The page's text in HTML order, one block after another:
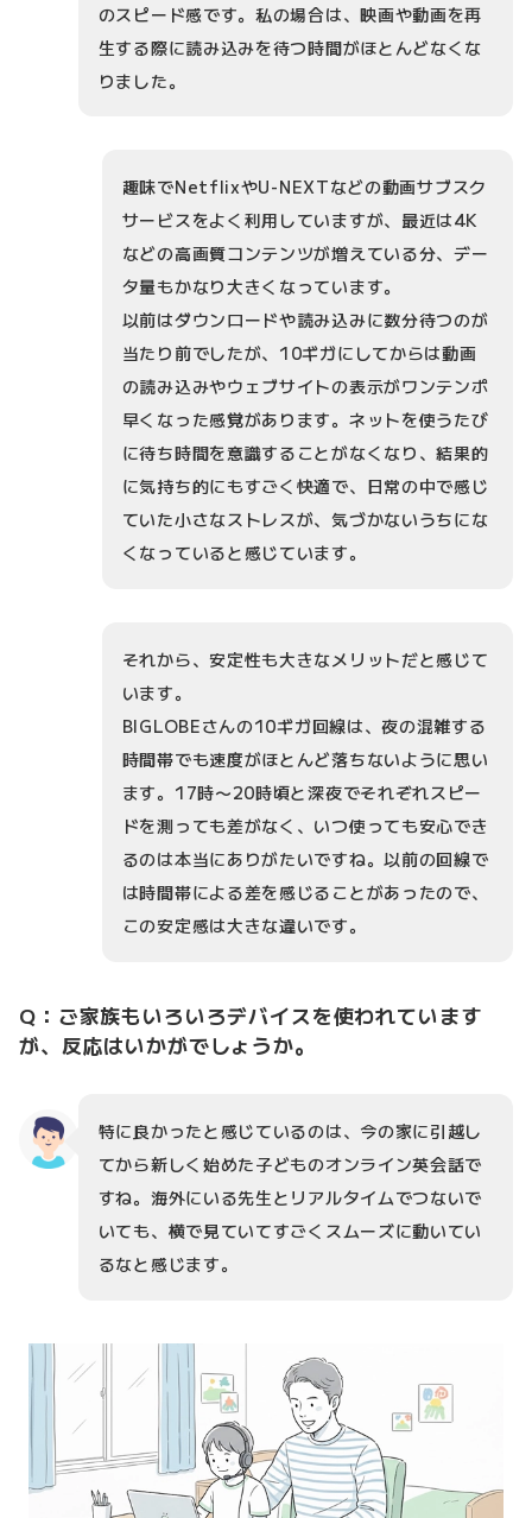
のスピード感です。私の場合は、映画や動画を再
生する際に読み込みを待つ時間がほとんどなくな
りました。
趣味でNetflixやU-NEXTなどの動画サブスク
サービスをよく利用していますが、最近は4K
などの高画質コンテンツが増えている分、デー
タ量もかなり大きくなっています。
以前はダウンロードや読み込みに数分待つのが
当たり前でしたが、10ギガにしてからは動画
の読み込みやウェブサイトの表示がワンテンポ
早くなった感覚があります。ネットを使うたび
に待ち時間を意識することがなくなり、結果的
に気持ち的にもすごく快適で、日常の中で感じ
ていた小さなストレスが、気づかないうちにな
くなっていると感じています。
それから、安定性も大きなメリットだと感じて
います。
BIGLOBEさんの10ギガ回線は、夜の混雑する
時間帯でも速度がほとんど落ちないように思い
ます。17時〜20時頃と深夜でそれぞれスピー
ドを測っても差がなく、いつ使っても安心でき
るのは本当にありがたいですね。以前の回線で
は時間帯による差を感じることがあったので、
この安定感は大きな違いです。
Q：ご家族もいろいろデバイスを使われています
が、反応はいかがでしょうか。
特に良かったと感じているのは、今の家に引越し
てから新しく始めた子どものオンライン英会話で
すね。海外にいる先生とリアルタイムでつないで
いても、横で見ていてすごくスムーズに動いてい
るなと感じます。